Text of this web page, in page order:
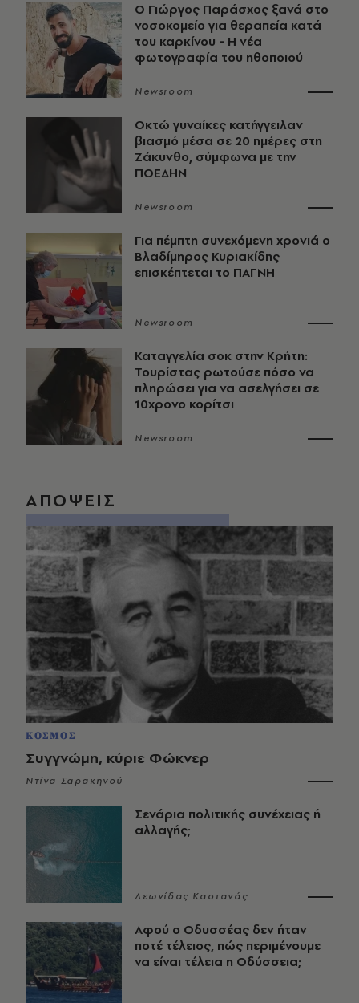
O Γιώργος Παράσχος ξανά στο
νοσοκομείο για θεραπεία κατά
του καρκίνου - Η νέα
φωτογραφία του ηθοποιού
Newsroom
Οκτώ γυναίκες κατήγγειλαν
βιασμό μέσα σε 20 ημέρες στη
Ζάκυνθο, σύμφωνα με την
ΠΟΕΔΗΝ
Newsroom
Για πέμπτη συνεχόμενη χρονιά ο
Βλαδίμηρος Κυριακίδης
επισκέπτεται το ΠΑΓΝΗ
Newsroom
Καταγγελία σοκ στην Κρήτη:
Τουρίστας ρωτούσε πόσο να
πληρώσει για να ασελγήσει σε
10χρονο κορίτσι
Newsroom
ΑΠΟΨΕΙΣ
ΚΟΣΜΟΣ
Συγγνώμη, κύριε Φώκνερ
Ντίνα Σαρακηνού
Σενάρια πολιτικής συνέχειας ή
αλλαγής;
Λεωνίδας Καστανάς
Αφού ο Οδυσσέας δεν ήταν
ποτέ τέλειος, πώς περιμένουμε
να είναι τέλεια η Οδύσσεια;